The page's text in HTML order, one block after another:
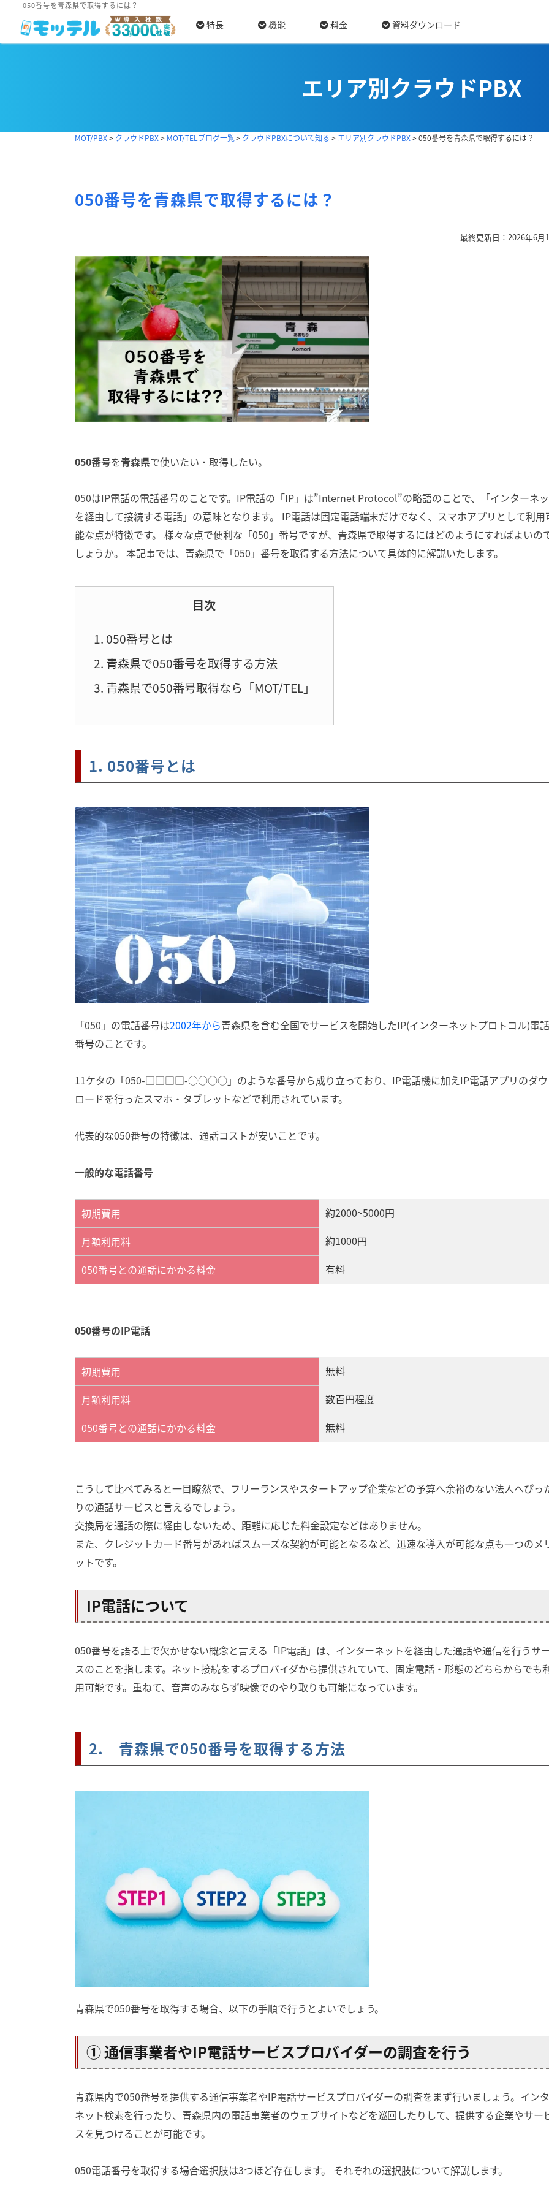
050番号を青森県で取得するには？
特長 機能 料金 資料ダウンロード
エリア別クラウドPBX
MOT/PBX> クラウドPBX> MOT/TELブログ一覧> クラウドPBXについて知る > エリア別クラウドPBX>050番号を青森県で取得するには？
050番号を青森県で取得するには？
最終更新日：2026年6月
050番号を青森県で使いたい・取得したい。
050はIP電話の電話番号のことです。IP電話の「IP」は”Internet Protocol”の略語のことで、「インターネ
を経由して接続する電話」の意味となります。 IP電話は固定電話端末だけでなく、スマホアプリとして利用
能な点が特徴です。 様々な点で便利な「050」番号ですが、青森県で取得するにはどのようにすればよいの
しょうか。 本記事では、青森県で「050」番号を取得する方法について具体的に解説いたします。
目次
1. 050番号とは
2. 青森県で050番号を取得する方法
3. 青森県で050番号取得なら「MOT/TEL」
1. 050番号とは
「050」の電話番号は2002年から青森県を含む全国でサービスを開始したIP(インターネットプロトコル)電
番号のことです。
11ケタの「050-□□□□-○○○○」のような番号から成り立っており、IP電話機に加えIP電話アプリのダ
ロードを行ったスマホ・タブレットなどで利用されています。
代表的な050番号の特徴は、通話コストが安いことです。
一般的な電話番号
初期費用
約2000~5000円
月額利用料
約1000円
050番号との通話にかかる料金
有料
050番号のIP電話
初期費用
無料
月額利用料
数百円程度
050番号との通話にかかる料金
無料
こうして比べてみると一目瞭然で、フリーランスやスタートアップ企業などの予算へ余裕のない法人へぴっ
りの通話サービスと言えるでしょう。
交換局を通話の際に経由しないため、距離に応じた料金設定などはありません。
また、クレジットカード番号があればスムーズな契約が可能となるなど、迅速な導入が可能な点も一つのメ
ットです。
IP電話について
050番号を語る上で欠かせない概念と言える「IP電話」は、インターネットを経由した通話や通信を行うサ
スのことを指します。ネット接続をするプロバイダから提供されていて、固定電話・形態のどちらからでも
用可能です。重ねて、音声のみならず映像でのやり取りも可能になっています。
2. 青森県で050番号を取得する方法
青森県で050番号を取得する場合、以下の手順で行うとよいでしょう。
① 通信事業者やIP電話サービスプロバイダーの調査を行う
青森県内で050番号を提供する通信事業者やIP電話サービスプロバイダーの調査をまず行いましょう。イン
ネット検索を行ったり、青森県内の電話事業者のウェブサイトなどを巡回したりして、提供する企業やサー
スを見つけることが可能です。
050電話番号を取得する場合選択肢は3つほど存在します。 それぞれの選択肢について解説します。